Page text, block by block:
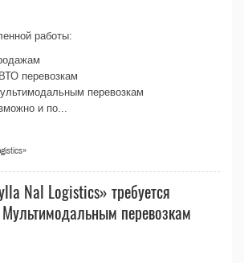
работы:
перевозкам
перевозкам
и по...
Nal Logistics» требуется
перевозкам